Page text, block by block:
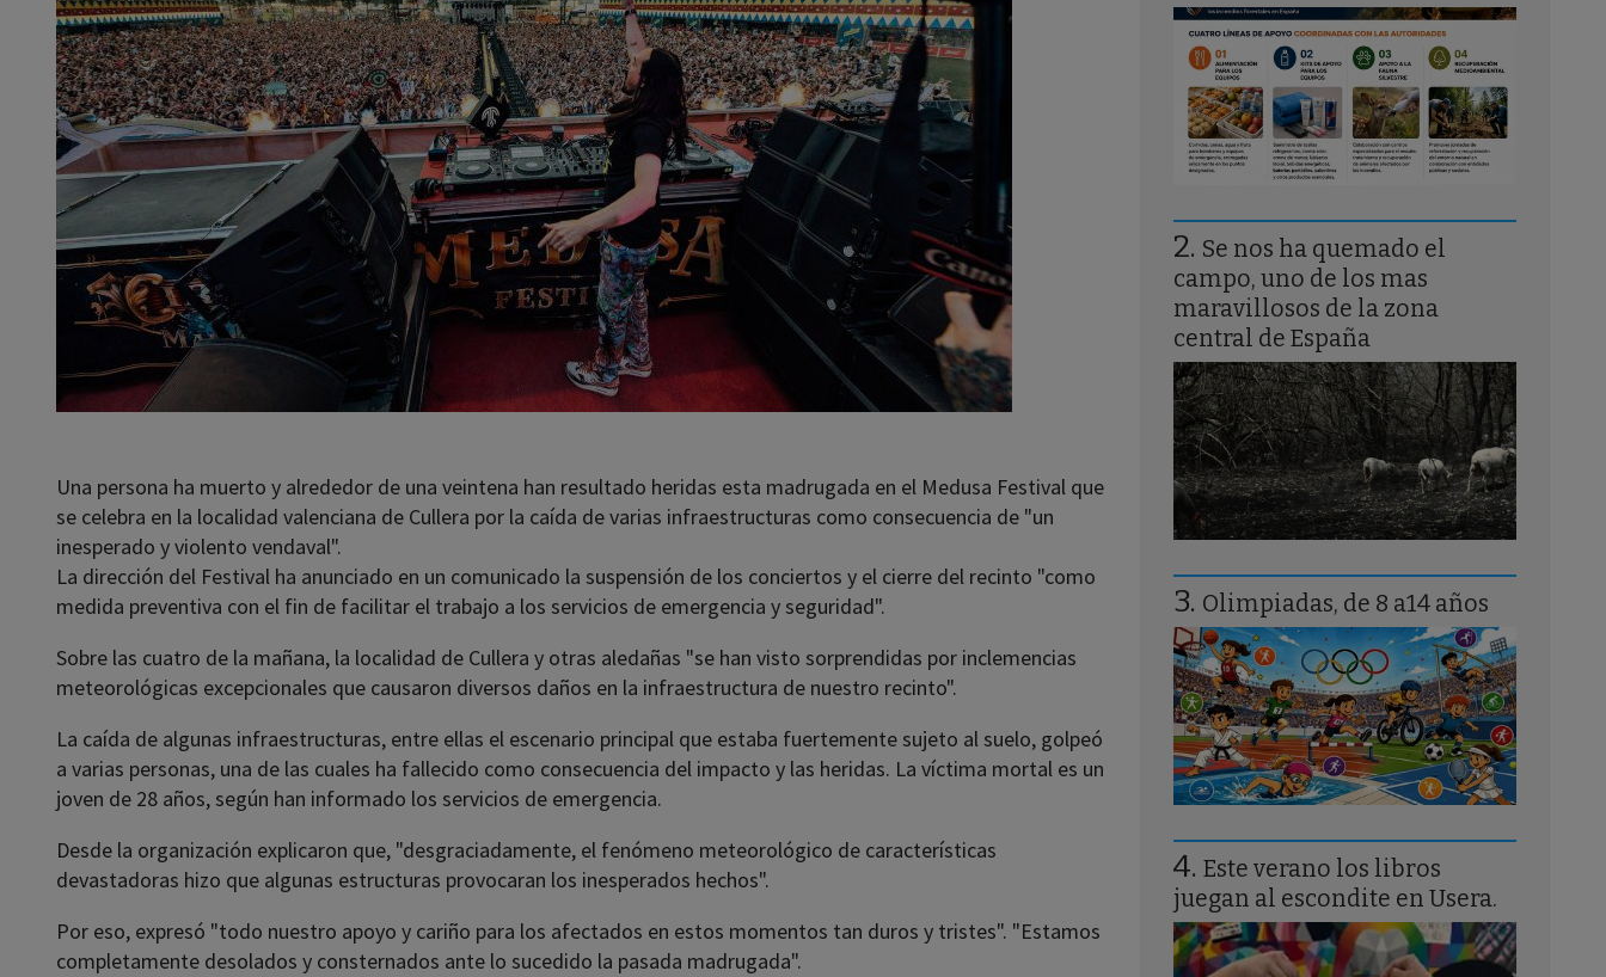
Una persona ha muerto y alrededor de una veintena han resultado heridas esta madrugada en el Medusa Festival que
se celebra en la localidad valenciana de Cullera por la caída de varias infraestructuras como consecuencia de "un
inesperado y violento vendaval".
La dirección del Festival ha anunciado en un comunicado la suspensión de los conciertos y el cierre del recinto "como
medida preventiva con el fin de facilitar el trabajo a los servicios de emergencia y seguridad".
Sobre las cuatro de la mañana, la localidad de Cullera y otras aledañas "se han visto sorprendidas por inclemencias
meteorológicas excepcionales que causaron diversos daños en la infraestructura de nuestro recinto".
La caída de algunas infraestructuras, entre ellas el escenario principal que estaba fuertemente sujeto al suelo, golpeó
a varias personas, una de las cuales ha fallecido como consecuencia del impacto y las heridas. La víctima mortal es un
joven de 28 años, según han informado los servicios de emergencia.
Desde la organización explicaron que, "desgraciadamente, el fenómeno meteorológico de características
devastadoras hizo que algunas estructuras provocaran los inesperados hechos".
Por eso, expresó "todo nuestro apoyo y cariño para los afectados en estos momentos tan duros y tristes". "Estamos
completamente desolados y consternados ante lo sucedido la pasada madrugada".
Se nos ha quemado el
campo, uno de los mas
maravillosos de la zona
central de España
Olimpiadas, de 8 a14 años
Este verano los libros
juegan al escondite en Usera.